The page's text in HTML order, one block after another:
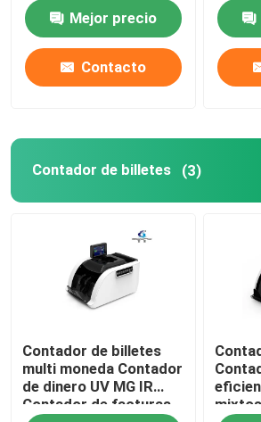
Recorrido por la fábrica
Contacta con nosotros
Todos los casos
Máquina para clasificar billetes
denominación mixta
Mejor precio
Contacto
Contador de billetes (3)
Contador de billetes
multi moneda Contador
de dinero UV MG IR
Contador de facturas
mixtos